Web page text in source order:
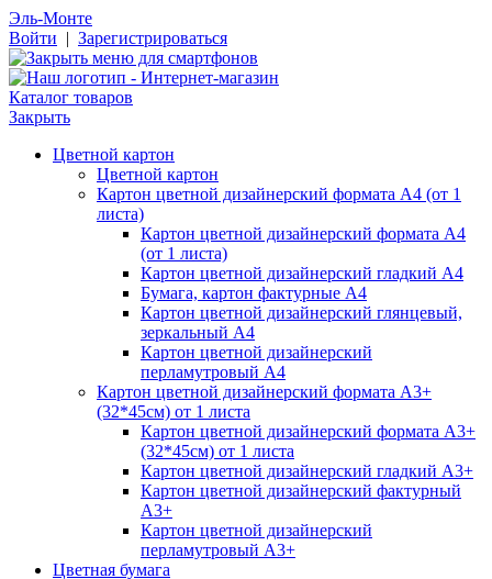
Эль-Монте
Войти | Зарегистрироваться
Каталог товаров
Закрыть
Цветной картон
Цветной картон
Картон цветной дизайнерский формата А4 (от 1
листа)
Картон цветной дизайнерский формата А4
(от 1 листа)
Картон цветной дизайнерский гладкий А4
Бумага, картон фактурные А4
Картон цветной дизайнерский глянцевый,
зеркальный А4
Картон цветной дизайнерский
перламутровый А4
Картон цветной дизайнерский формата А3+
(32*45см) от 1 листа
Картон цветной дизайнерский формата А3+
(32*45см) от 1 листа
Картон цветной дизайнерский гладкий А3+
Картон цветной дизайнерский фактурный
А3+
Картон цветной дизайнерский
перламутровый А3+
Цветная бумага